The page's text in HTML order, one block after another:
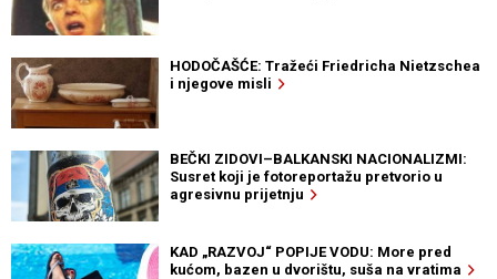
HODOČAŠĆE: Tražeći Friedricha Nietzschea
i njegove misli
BEČKI ZIDOVI–BALKANSKI NACIONALIZMI:
Susret koji je fotoreportažu pretvorio u
agresivnu prijetnju
KAD „RAZVOJ“ POPIJE VODU: More pred
kućom, bazen u dvorištu, suša na vratima